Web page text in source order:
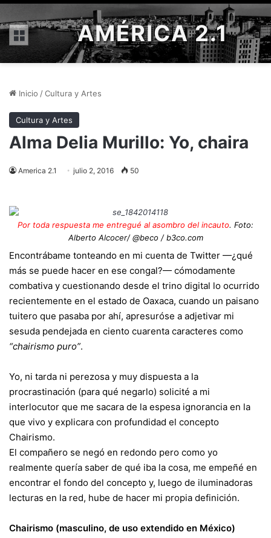
Menú AMÉRICA 2.1
Inicio /Cultura y Artes
Cultura y Artes
Alma Delia Murillo: Yo, chaira
America 2.1 julio 2, 2016 50
Por toda respuesta me entregué al asombro del incauto. Foto:
Alberto Alcocer/ @beco / b3co.com
Encontrábame tonteando en mi cuenta de Twitter —¿qué
más se puede hacer en ese congal?— cómodamente
combativa y cuestionando desde el trino digital lo ocurrido
recientemente en el estado de Oaxaca, cuando un paisano
tuitero que pasaba por ahí, apresuróse a adjetivar mi
sesuda pendejada en ciento cuarenta caracteres como
“chairismo puro”.
Yo, ni tarda ni perezosa y muy dispuesta a la
procrastinación (para qué negarlo) solicité a mi
interlocutor que me sacara de la espesa ignorancia en la
que vivo y explicara con profundidad el concepto
Chairismo.
El compañero se negó en redondo pero como yo
realmente quería saber de qué iba la cosa, me empeñé en
encontrar el fondo del concepto y, luego de iluminadoras
lecturas en la red, hube de hacer mi propia definición.
Chairismo (masculino, de uso extendido en México)